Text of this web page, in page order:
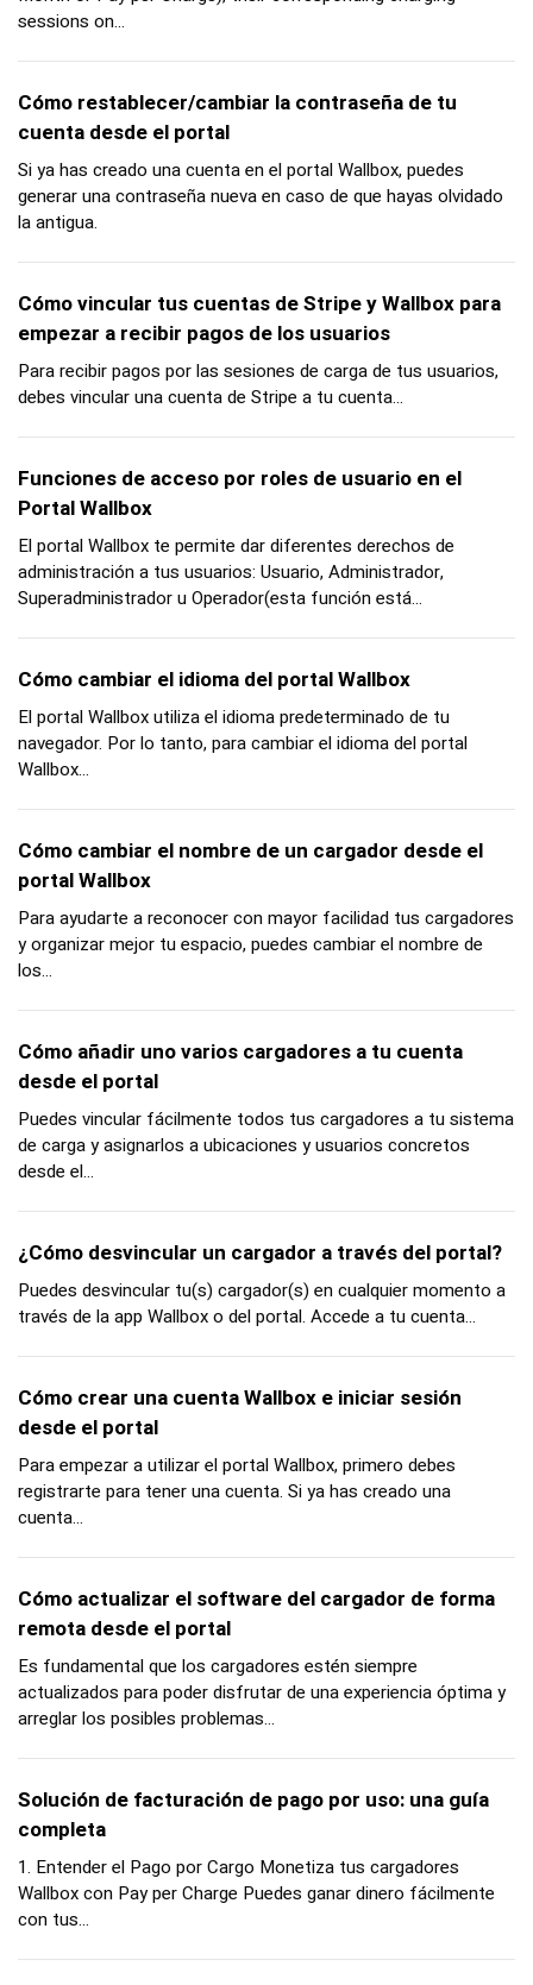
sessions on...
Cómo restablecer/cambiar la contraseña de tu
cuenta desde el portal
Si ya has creado una cuenta en el portal Wallbox, puedes
generar una contraseña nueva en caso de que hayas olvidado
la antigua.
Cómo vincular tus cuentas de Stripe y Wallbox para
empezar a recibir pagos de los usuarios
Para recibir pagos por las sesiones de carga de tus usuarios,
debes vincular una cuenta de Stripe a tu cuenta...
Funciones de acceso por roles de usuario en el
Portal Wallbox
El portal Wallbox te permite dar diferentes derechos de
administración a tus usuarios: Usuario, Administrador,
Superadministrador u Operador(esta función está...
Cómo cambiar el idioma del portal Wallbox
El portal Wallbox utiliza el idioma predeterminado de tu
navegador. Por lo tanto, para cambiar el idioma del portal
Wallbox...
Cómo cambiar el nombre de un cargador desde el
portal Wallbox
Para ayudarte a reconocer con mayor facilidad tus cargadores
y organizar mejor tu espacio, puedes cambiar el nombre de
los...
Cómo añadir uno varios cargadores a tu cuenta
desde el portal
Puedes vincular fácilmente todos tus cargadores a tu sistema
de carga y asignarlos a ubicaciones y usuarios concretos
desde el...
¿Cómo desvincular un cargador a través del portal?
Puedes desvincular tu(s) cargador(s) en cualquier momento a
través de la app Wallbox o del portal. Accede a tu cuenta...
Cómo crear una cuenta Wallbox e iniciar sesión
desde el portal
Para empezar a utilizar el portal Wallbox, primero debes
registrarte para tener una cuenta. Si ya has creado una
cuenta...
Cómo actualizar el software del cargador de forma
remota desde el portal
Es fundamental que los cargadores estén siempre
actualizados para poder disfrutar de una experiencia óptima y
arreglar los posibles problemas...
Solución de facturación de pago por uso: una guía
completa
1. Entender el Pago por Cargo Monetiza tus cargadores
Wallbox con Pay per Charge Puedes ganar dinero fácilmente
con tus...